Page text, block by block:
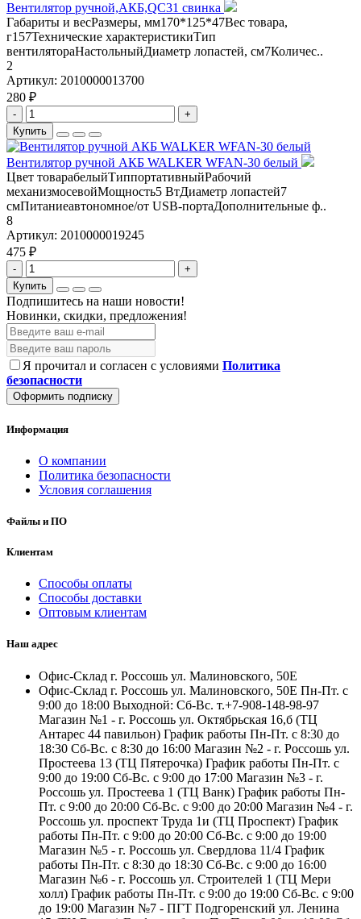
Вентилятор ручной,АКБ,QC31 свинка
Габариты и весРазмеры, мм170*125*47Вес товара,
г157Технические характеристикиТип
вентилятораНастольныйДиаметр лопастей, см7Количес..
2
Артикул: 2010000013700
280 ₽
-
+
Купить
Вентилятор ручной АКБ WALKER WFAN-30 белый
Цвет товарабелыйТиппортативныйРабочий
механизмосевойМощность5 ВтДиаметр лопастей7
смПитаниеавтономное/от USB-портаДополнительные ф..
8
Артикул: 2010000019245
475 ₽
-
+
Купить
Подпишитесь на наши новости!
Новинки, скидки, предложения!
Я прочитал и согласен с условиями Политика
безопасности
Оформить подписку
Информация
О компании
Политика безопасности
Условия соглашения
Файлы и ПО
Клиентам
Способы оплаты
Способы доставки
Оптовым клиентам
Наш адрес
Офис-Склад г. Россошь ул. Малиновского, 50Е
Офис-Склад г. Россошь ул. Малиновского, 50Е Пн-Пт. с
9:00 до 18:00 Выходной: Сб-Вс. т.+7-908-148-98-97
Магазин №1 - г. Россошь ул. Октябрьская 16,б (ТЦ
Антарес 44 павильон) График работы Пн-Пт. с 8:30 до
18:30 Сб-Вс. с 8:30 до 16:00 Магазин №2 - г. Россошь ул.
Простеева 13 (ТЦ Пятерочка) График работы Пн-Пт. с
9:00 до 19:00 Сб-Вс. с 9:00 до 17:00 Магазин №3 - г.
Россошь ул. Простеева 1 (ТЦ Ванк) График работы Пн-
Пт. с 9:00 до 20:00 Сб-Вс. с 9:00 до 20:00 Магазин №4 - г.
Россошь ул. проспект Труда 1и (ТЦ Проспект) График
работы Пн-Пт. с 9:00 до 20:00 Сб-Вс. с 9:00 до 19:00
Магазин №5 - г. Россошь ул. Свердлова 11/4 График
работы Пн-Пт. с 8:30 до 18:30 Сб-Вс. с 9:00 до 16:00
Магазин №6 - г. Россошь ул. Строителей 1 (ТЦ Мери
холл) График работы Пн-Пт. с 9:00 до 19:00 Сб-Вс. с 9:00
до 19:00 Магазин №7 - ПГТ Подгоренский ул. Ленина